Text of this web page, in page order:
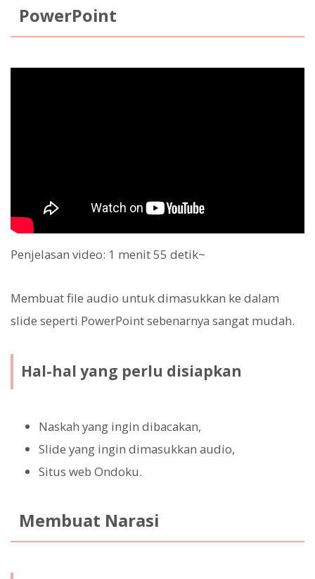
PowerPoint
Penjelasan video: 1 menit 55 detik~
Membuat file audio untuk dimasukkan ke dalam
slide seperti PowerPoint sebenarnya sangat mudah.
Hal-hal yang perlu disiapkan
Naskah yang ingin dibacakan,
Slide yang ingin dimasukkan audio,
Situs web Ondoku.
Membuat Narasi